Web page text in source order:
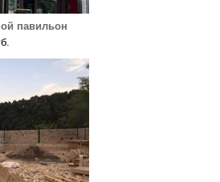
павильон